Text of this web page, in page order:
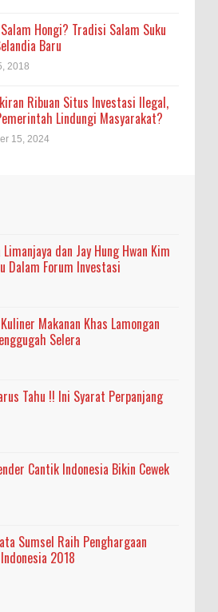
Hongi? Tradisi Salam Suku
Baru
2018
Ribuan Situs Investasi Ilegal,
Lindungi Masyarakat?
15, 2024
dan Jay Hung Hwan Kim
Dalam Forum Investasi
Makanan Khas Lamongan
Selera
Tahu !! Ini Syarat Perpanjang
Cantik Indonesia Bikin Cewek
Sumsel Raih Penghargaan
2018